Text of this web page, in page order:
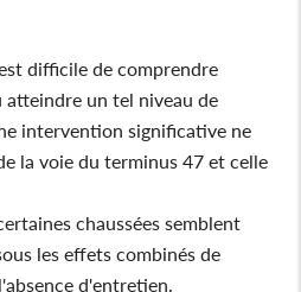
difficile de comprendre
un tel niveau de
intervention significative ne
la voie du terminus 47 et celle
chaussées semblent
les effets combinés de
d'entretien.